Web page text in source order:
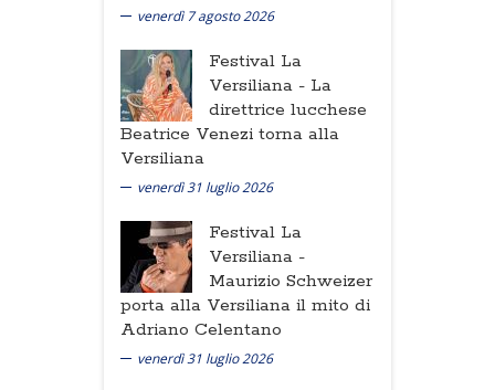
venerdì 7 agosto 2026
Festival La
Versiliana - La
direttrice lucchese
Beatrice Venezi torna alla
Versiliana
venerdì 31 luglio 2026
Festival La
Versiliana -
Maurizio Schweizer
porta alla Versiliana il mito di
Adriano Celentano
venerdì 31 luglio 2026